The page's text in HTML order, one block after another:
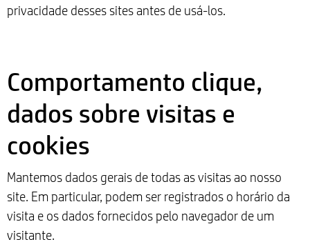
privacidade desses sites antes de usá-los.
Comportamento clique,
dados sobre visitas e
cookies
Mantemos dados gerais de todas as visitas ao nosso
site. Em particular, podem ser registrados o horário da
visita e os dados fornecidos pelo navegador de um
visitante.